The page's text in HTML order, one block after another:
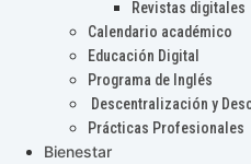
Revistas digitales
Calendario académico
Educación Digital
Programa de Inglés
Descentralización y
Prácticas Profesionales
Bienestar